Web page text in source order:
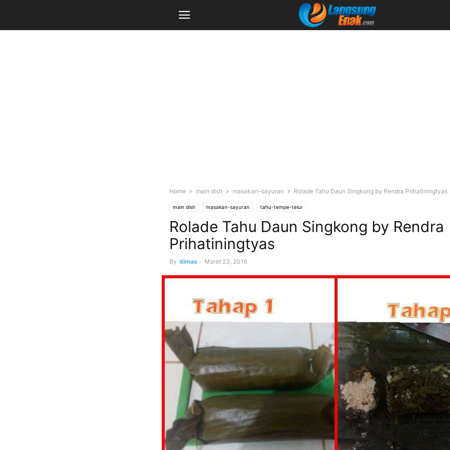
Home main dish masakan-sayuran Rolade Tahu Daun Singkong by Rendra Prihatiningtyas
main dish masakan-sayuran tahu-tempe-telur
Rolade Tahu Daun Singkong by Rendra
Prihatiningtyas
By dimas - Maret 23, 2016